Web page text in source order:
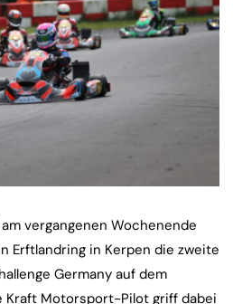
vergangenen Wochenende
Erftlandring in Kerpen die zweite
Germany auf dem
Kraft Motorsport-Pilot griff dabei